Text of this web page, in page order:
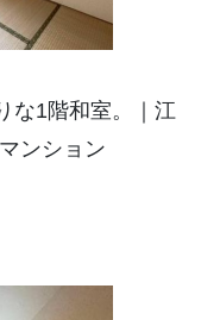
な1階和室。｜江
ンション